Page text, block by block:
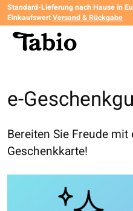
Standard-Lieferung nach Hause in
EinkaufswertVersand & Rückgabe
e-
Bereiten Sie Freude mit
Geschenkkarte!